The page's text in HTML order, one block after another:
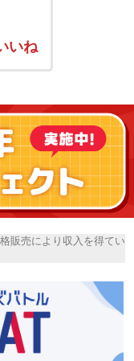
いね
販売により収入を得てい